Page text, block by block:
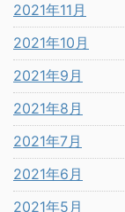
2021年11月
2021年10月
2021年9月
2021年8月
2021年7月
2021年6月
2021年5月